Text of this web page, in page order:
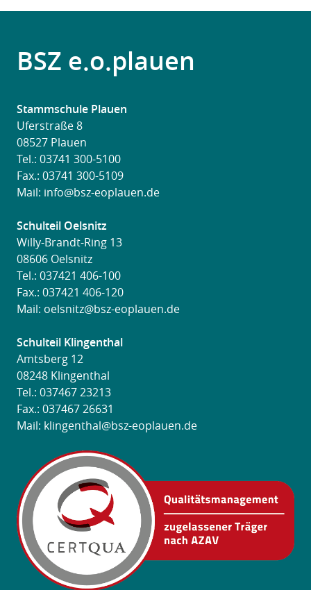
BSZ e.o.plauen
Stammschule Plauen
Uferstraße 8
08527 Plauen
Tel.: 03741 300-5100
Fax.: 03741 300-5109
Mail: info@bsz-eoplauen.de
Schulteil Oelsnitz
Willy-Brandt-Ring 13
08606 Oelsnitz
Tel.: 037421 406-100
Fax.: 037421 406-120
Mail: oelsnitz@bsz-eoplauen.de
Schulteil Klingenthal
Amtsberg 12
08248 Klingenthal
Tel.: 037467 23213
Fax.: 037467 26631
Mail: klingenthal@bsz-eoplauen.de